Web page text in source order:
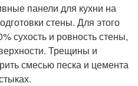
панели для кухни на
стены. Для этого
сухость и ровность стены,
Трещины и
смесью песка и цемента